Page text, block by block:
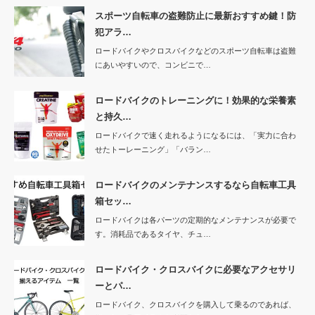
スポーツ自転車の盗難防止に最新おすすめ鍵！防
犯アラ…
ロードバイクやクロスバイクなどのスポーツ自転車は盗難
にあいやすいので、コンビニで…
ロードバイクのトレーニングに！効果的な栄養素
と持久…
ロードバイクで速く走れるようになるには、「実力に合わ
せたトーレーニング」「バラン…
ロードバイクのメンテナンスするなら自転車工具
箱セッ…
ロードバイクは各パーツの定期的なメンテナンスが必要で
す。消耗品であるタイヤ、チュ…
ロードバイク・クロスバイクに必要なアクセサリ
ーとパ…
ロードバイク、クロスバイクを購入して乗るのであれば、